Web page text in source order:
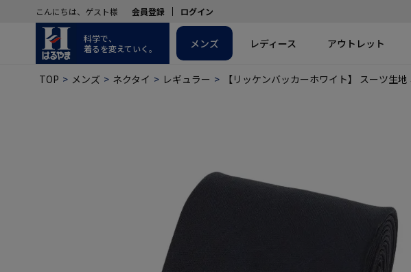
こんにちは、ゲスト様 会員登録 ログイン
科学で、
着るを変えていく。
メンズ レディース アウトレット
TOP メンズ ネクタイ レギュラー 【リッケンバッカーホワイト】 スーツ生